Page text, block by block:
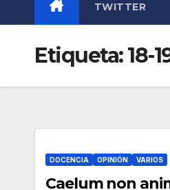
TWITTER
Etiqueta:18-
DOCENCIA OPINIÓN VARIOS
Caelum non